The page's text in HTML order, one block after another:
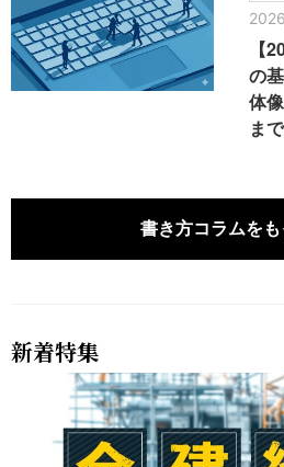
【
の
体
ま
書き方コラムを
新着特集